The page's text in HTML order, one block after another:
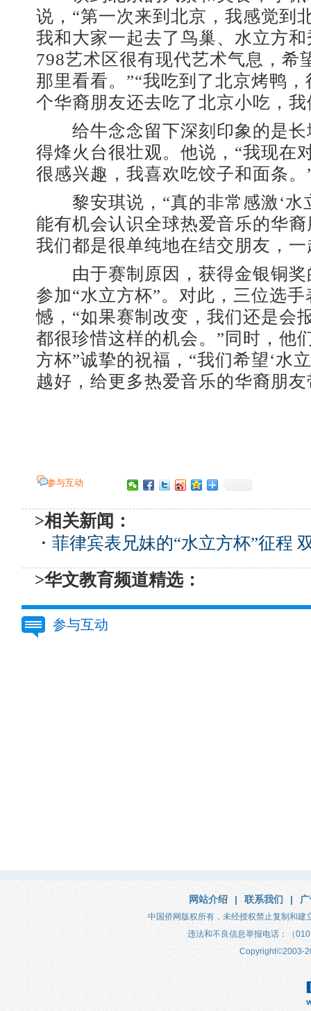
说，“第一次来到北京，我感觉到
我和大家一起去了鸟巢、水立方
798艺术区很有现代艺术气息，希
那里看看。”“我吃到了北京烤鸭
个华裔朋友还去吃了北京小吃，
给牛念念留下深刻印象的是长
得烽火台很壮观。他说，“我现在
很感兴趣，我喜欢吃饺子和面条。
黎安琪说，“真的非常感激‘水
能有机会认识全球热爱音乐的华
我们都是很单纯地在结交朋友，
由于赛制原因，获得金银铜奖
参加“水立方杯”。对此，三位选
憾，“如果赛制改变，我们还是会
都很珍惜这样的机会。”同时，他
方杯”诚挚的祝福，“我们希望‘水
越好，给更多热爱音乐的华裔朋
参与互动
>相关新闻：
・菲律宾表兄妹的“水立方杯”征程
>华文教育频道精选：
参与互动
网站介绍 | 联系我们 |
中国侨网版权所有，未经授权禁止复制和建
违法和不良信息举报电话：（
Copyright©2003-